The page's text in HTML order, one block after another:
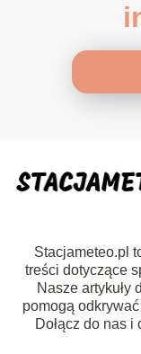
Stacjameteo.pl
treści dotyczące
Nasze artykuły
pomogą
Dołącz do nas